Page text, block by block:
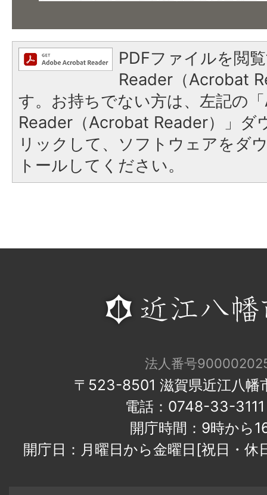
PDFファイルを閲
Reader（Acrobat
す。お持ちでない方は、左記の
Reader（Acrobat Reader）」ダ
リックして、ソフトウェアをダ
トールしてください。
法人番号
〒523-8501 滋賀県近江八幡
電話：0748-33-
開庁時間：9時から
開庁日：月曜日から金曜日[祝日・